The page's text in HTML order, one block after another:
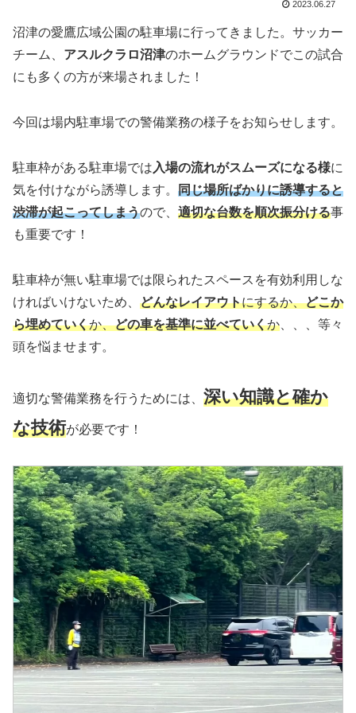
2023.06.27
沼津の愛鷹広域公園の駐車場に行ってきました。サッカー
チーム、 アスルクラロ沼津のホームグラウンドでこの試合
にも多くの方が来場されました！
今回は場内駐車場での警備業務の様子をお知らせします。
駐車枠がある駐車場では 入場の流れがスムーズになる様に
気を付けながら誘導します。 同じ場所ばかりに誘導すると
渋滞が起こってしまうので、 適切な台数を順次振分ける事
も重要です！
駐車枠が無い駐車場では限られたスペースを有効利用しな
ければいけないため、 どんなレイアウトにするか、どこか
ら埋めていくか、どの車を基準に並べていくか 、、、等々
頭を悩ませます。
適切な警備業務を行うためには、 深い知識と確か
な技術が必要です！